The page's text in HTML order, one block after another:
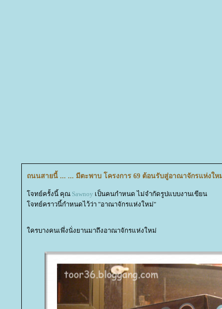
ถนนสายนี้ ... ... มีตะพาบ โครงการ 69 ต้อนรับสู่อาณาจักรแห่งให
จทย์ครั้งนี้ คุณ Sawnoy เป็นคนกำหนด ไม่จำกัดรูปแบบงานเขียน
จทย์คราวนี้กำหนดไว้ว่า "อาณาจักรแห่งใหม่"
ครบางคนเพึ่งนั่งยานมาถึงอาณาจักรแห่งใหม่